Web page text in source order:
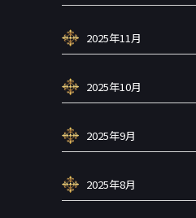
2025年11月
2025年10月
2025年9月
2025年8月